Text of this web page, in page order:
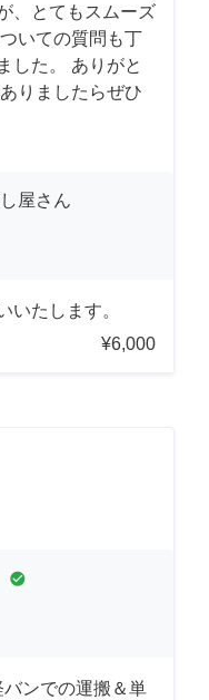
、とてもスムーズ
いての質問も丁
した。 ありがと
りましたらぜひ
屋さん
いたします。
¥6,000
check_circle
ンでの運搬＆単